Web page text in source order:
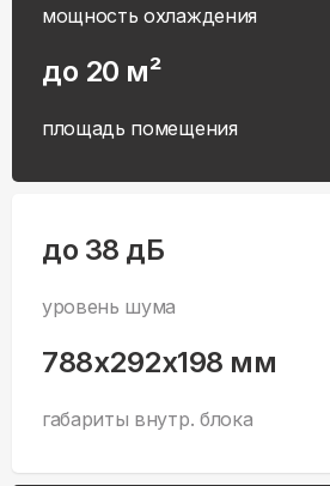
мощность охлаждения
до 20 м²
площадь помещения
до 38 дБ
уровень шума
788x292x198 мм
габариты внутр. блока